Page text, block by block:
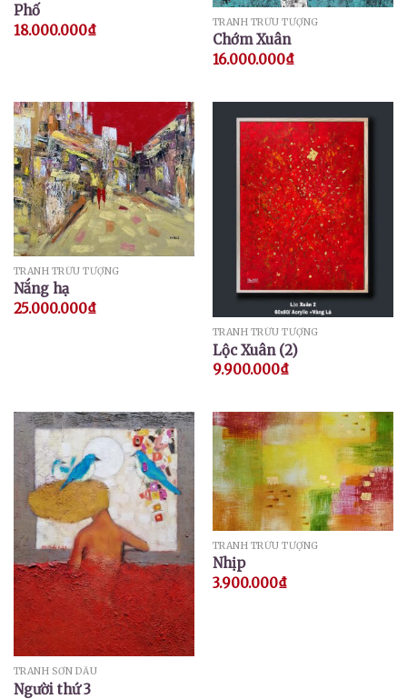
Phố
18.000.000₫ TRANH TRỪU TƯỢNG
Chớm Xuân
16.000.000₫
TRANH TRỪU TƯỢNG
Nắng hạ
25.000.000₫
TRANH TRỪU TƯỢNG
Lộc Xuân (2)
9.900.000₫
TRANH SƠN DẦU
Người thứ 3
TRANH TRỪU TƯỢNG
Nhịp
3.900.000₫